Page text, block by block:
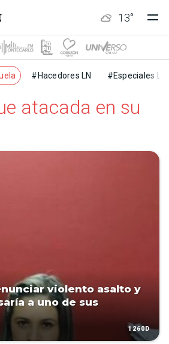
13°
#Hacedores LN #Especiales LN
atacada en su
violento asalto y
a uno de sus
1260D